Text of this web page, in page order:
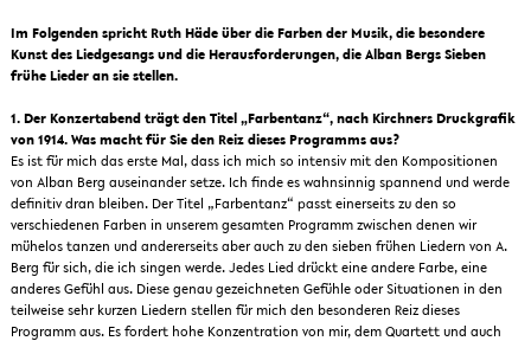
Im Folgenden spricht Ruth Häde über die Farben der Musik, die besondere
Kunst des Liedgesangs und die Herausforderungen, die Alban Bergs Sieben
frühe Lieder an sie stellen.
1. Der Konzertabend trägt den Titel „Farbentanz“, nach Kirchners Druckgrafik
von 1914. Was macht für Sie den Reiz dieses Programms aus?
Es ist für mich das erste Mal, dass ich mich so intensiv mit den Kompositionen
von Alban Berg auseinander setze. Ich finde es wahnsinnig spannend und werde
definitiv dran bleiben. Der Titel „Farbentanz“ passt einerseits zu den so
verschiedenen Farben in unserem gesamten Programm zwischen denen wir
mühelos tanzen und andererseits aber auch zu den sieben frühen Liedern von A.
Berg für sich, die ich singen werde. Jedes Lied drückt eine andere Farbe, eine
anderes Gefühl aus. Diese genau gezeichneten Gefühle oder Situationen in den
teilweise sehr kurzen Liedern stellen für mich den besonderen Reiz dieses
Programm aus. Es fordert hohe Konzentration von mir, dem Quartett und auch